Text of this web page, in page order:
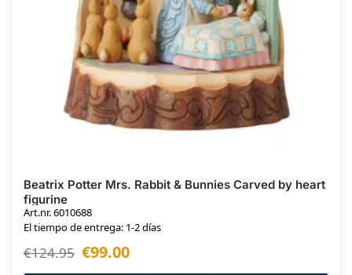
Beatrix Potter Mrs. Rabbit & Bunnies Carved by heart
figurine
Art.nr. 6010688
El tiempo de entrega: 1-2 días
€124.95 €99.00